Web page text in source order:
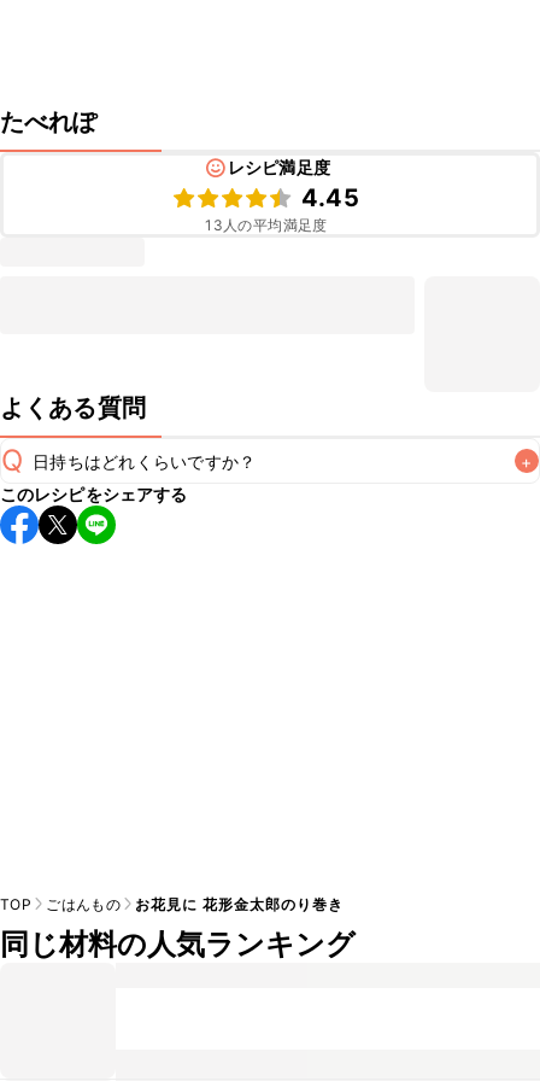
たべれぽ
レシピ満足度
4.45
13 人の平均満足度
よくある質問
Q 日持ちはどれくらいですか？ +
保存期間は冷蔵で当日中が目安です。なるべくお早めにお召
し上がりください。
このレシピをシェアする
TOP ごはんもの お花見に 花形金太郎のり巻き
同じ材料の人気ランキング